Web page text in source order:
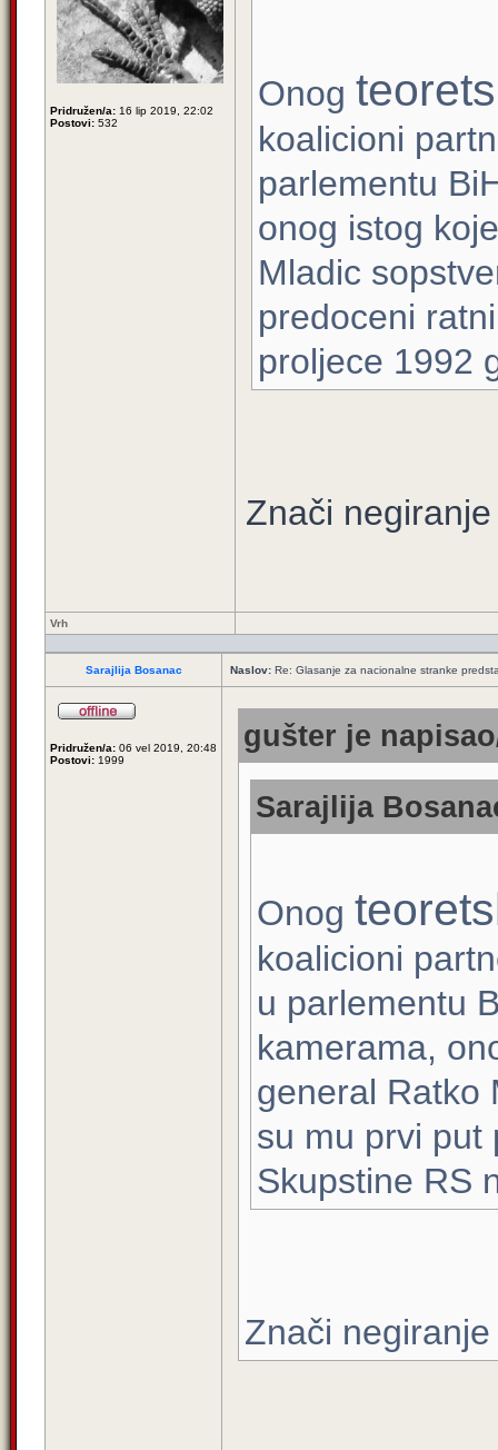
Pridružen/a: 16 lip 2019, 22:02
Postovi: 532
Onog
koalicioni
parlementu
onog istog
Mladic
predoceni
proljece 1992
Znači
Vrh
Sarajlija Bosanac Naslov: Re: Glasanje za nacionalne stranke
Pridružen/a: 06 vel 2019, 20:48
Postovi: 1999
gušter je
Sarajlija
Onog
koalicioni
u parlementu
kamerama,
general Ratko
su mu prvi put
Skupstine RS
Znači